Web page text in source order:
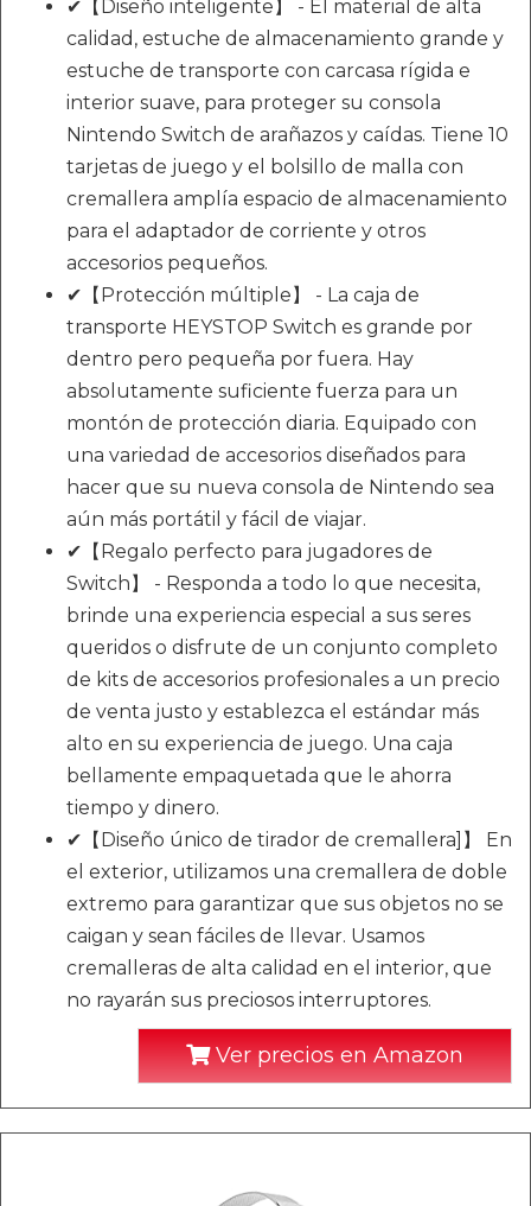
✔【Diseño inteligente】 - El material de alta
calidad, estuche de almacenamiento grande y
estuche de transporte con carcasa rígida e
interior suave, para proteger su consola
Nintendo Switch de arañazos y caídas. Tiene 10
tarjetas de juego y el bolsillo de malla con
cremallera amplía espacio de almacenamiento
para el adaptador de corriente y otros
accesorios pequeños.
✔【Protección múltiple】 - La caja de
transporte HEYSTOP Switch es grande por
dentro pero pequeña por fuera. Hay
absolutamente suficiente fuerza para un
montón de protección diaria. Equipado con
una variedad de accesorios diseñados para
hacer que su nueva consola de Nintendo sea
aún más portátil y fácil de viajar.
✔【Regalo perfecto para jugadores de
Switch】 - Responda a todo lo que necesita,
brinde una experiencia especial a sus seres
queridos o disfrute de un conjunto completo
de kits de accesorios profesionales a un precio
de venta justo y establezca el estándar más
alto en su experiencia de juego. Una caja
bellamente empaquetada que le ahorra
tiempo y dinero.
✔【Diseño único de tirador de cremallera]】 En
el exterior, utilizamos una cremallera de doble
extremo para garantizar que sus objetos no se
caigan y sean fáciles de llevar. Usamos
cremalleras de alta calidad en el interior, que
no rayarán sus preciosos interruptores.
Ver precios en Amazon